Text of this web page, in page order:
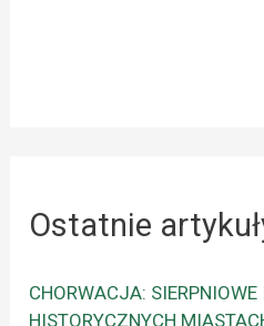
Ostatnie
CHORWACJA: SIERPNIOWE
HISTORYCZNYCH